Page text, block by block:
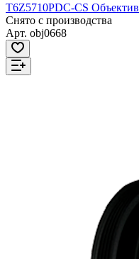
T6Z5710PDC-CS Объектив
Снято с производства
Арт. obj0668